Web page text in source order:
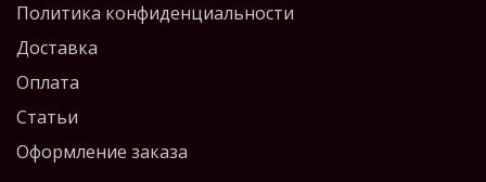
Политика конфиденциальности
Доставка
Оплата
Статьи
Оформление заказа